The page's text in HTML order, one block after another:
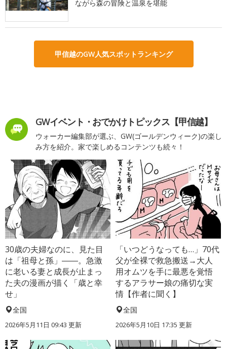
ながら森の冒険と温泉を堪能
甲信越のGW人気スポットランキング
GWイベント・おでかけトピックス【甲信越】
ウォーカー編集部が選ぶ、GW(ゴールデンウィーク)の楽し
み方を紹介。家で楽しめるコンテンツも続々！
30歳の夫婦なのに、見た目
は「祖母と孫」――。急激
に老いる妻と成長が止まっ
た夫の漫画が描く「歳と幸
せ」
全国
2026年5月11日 09:43 更新
「いつどうなっても…」70代
父が全裸で救急搬送→大人
用オムツを手に最悪を覚悟
するアラサー娘の痛切な実
情【作者に聞く】
全国
2026年5月10日 17:35 更新